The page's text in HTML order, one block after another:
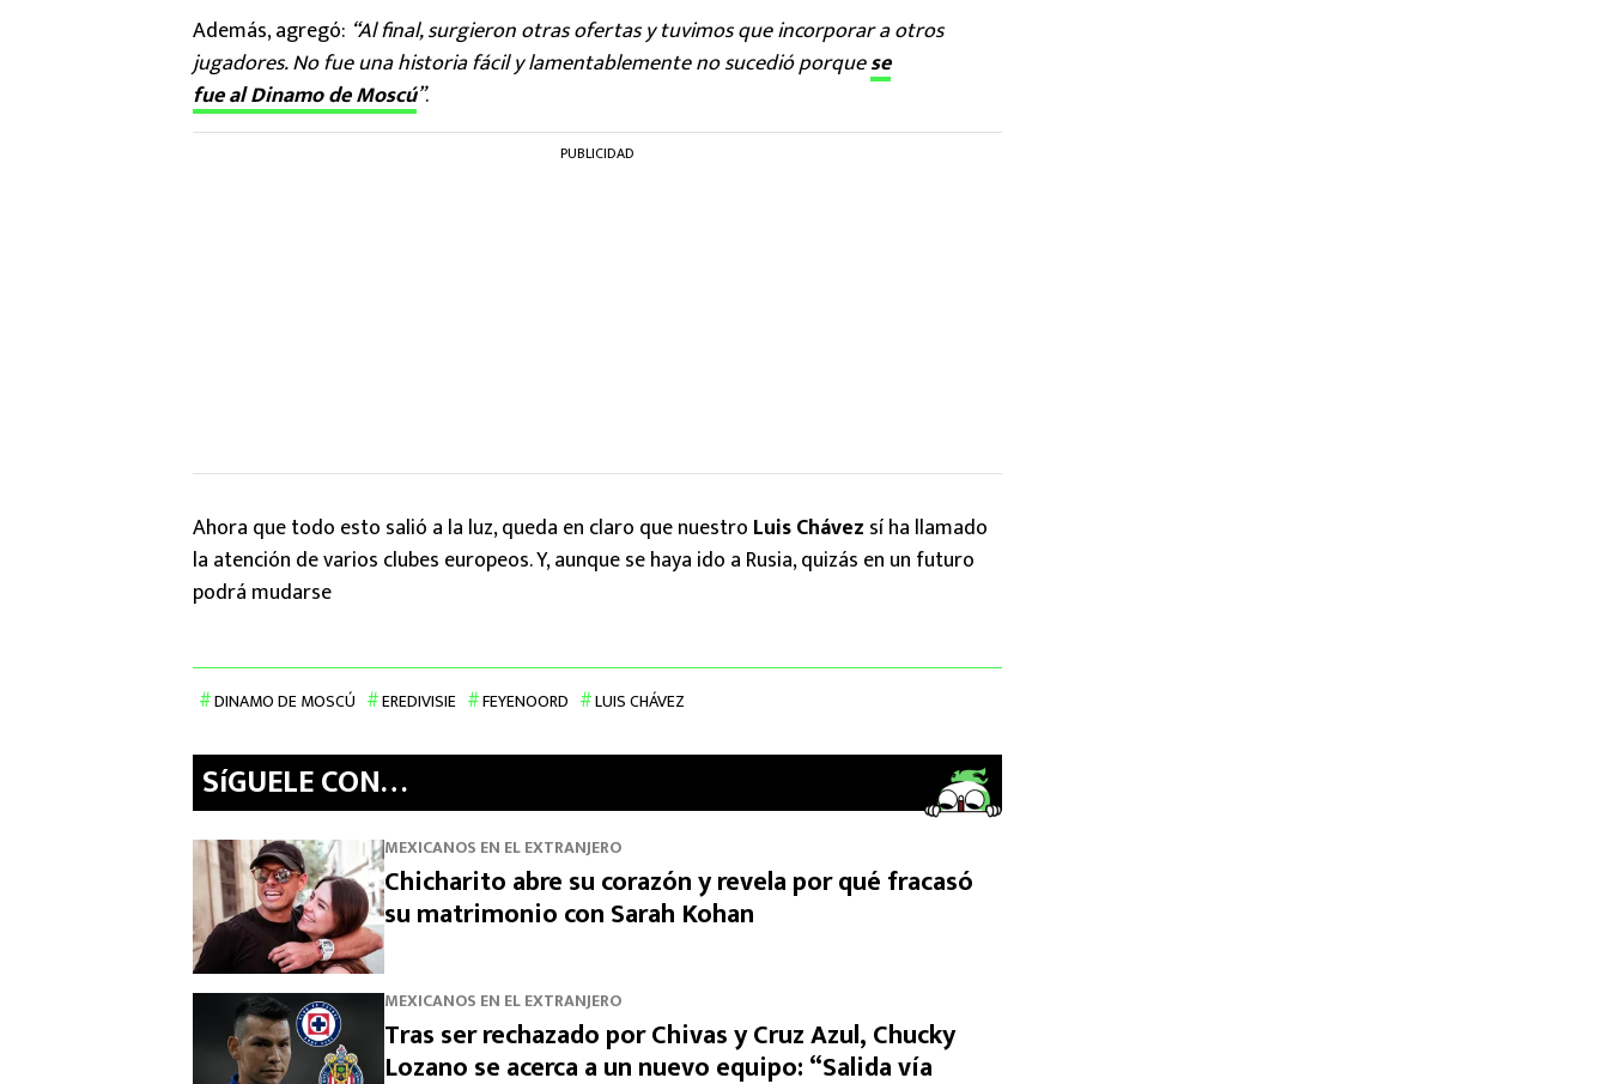
Además, agregó: “Al final, surgieron otras ofertas y tuvimos que incorporar a otros
jugadores. No fue una historia fácil y lamentablemente no sucedió porquese
fue al Dinamo de Moscú”.
PUBLICIDAD
Ahora que todo esto salió a la luz, queda en claro que nuestro Luis Chávez sí ha llamado
la atención de varios clubes europeos. Y, aunque se haya ido a Rusia, quizás en un futuro
podrá mudarse
DINAMO DE MOSCÚ EREDIVISIE FEYENOORD LUIS CHÁVEZ
SíGUELE CON…
MEXICANOS EN EL EXTRANJERO
Chicharito abre su corazón y revela por qué fracasó
su matrimonio con Sarah Kohan
MEXICANOS EN EL EXTRANJERO
Tras ser rechazado por Chivas y Cruz Azul, Chucky
Lozano se acerca a un nuevo equipo: “Salida vía